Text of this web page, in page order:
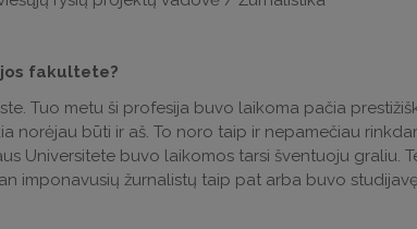
fakultete?
Tuo metu ši profesija buvo laikoma pačia
norėjau būti ir aš. To noro taip ir nepamečiau
Universitete buvo laikomos tarsi šventuoju graliu.
imponavusių žurnalistų taip pat arba buvo